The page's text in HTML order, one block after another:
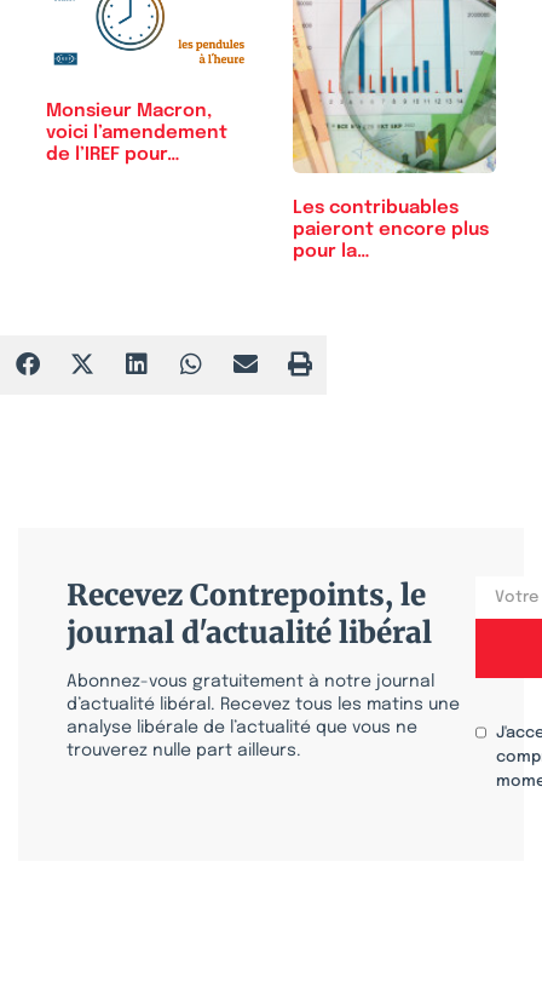
Monsieur Macron,
voici l’amendement
de l’IREF pour…
Les contribuables
paieront encore plus
pour la…
Recevez Contrepoints, le
journal d'actualité libéral
Abonnez-vous gratuitement à notre journal
d’actualité libéral. Recevez tous les matins une
analyse libérale de l’actualité que vous ne
trouverez nulle part ailleurs.